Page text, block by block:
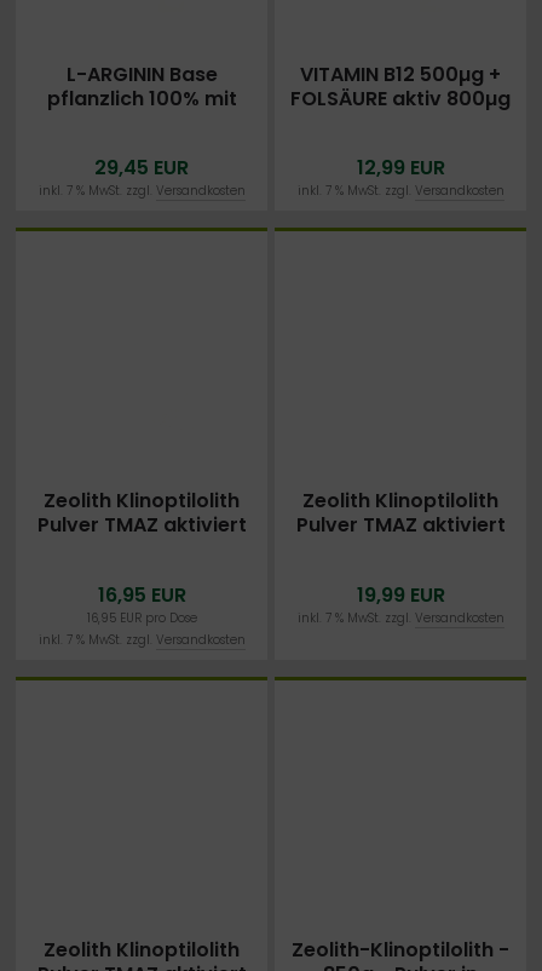
L-ARGININ Base
pflanzlich 100% mit
LABORGEPRÜFT
29,45 EUR
inkl. 7 % MwSt. zzgl. Versandkosten
VITAMIN B12 500µg +
FOLSÄURE aktiv 800µg
12,99 EUR
inkl. 7 % MwSt. zzgl. Versandkosten
Zeolith Klinoptilolith
Pulver TMAZ aktiviert
25µm Zeolithpulver
Mineralerde 1,0kg
16,95 EUR
16,95 EUR pro Dose
inkl. 7 % MwSt. zzgl. Versandkosten
Zeolith Klinoptilolith
Pulver TMAZ aktiviert
25µm Zeolithpulver
Mineralerde 1,5kg
19,99 EUR
inkl. 7 % MwSt. zzgl. Versandkosten
Zeolith Klinoptilolith
Zeolith-Klinoptilolith -